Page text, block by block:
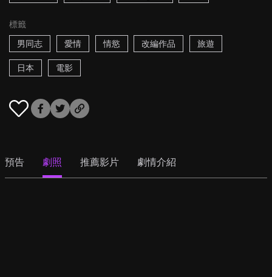
標籤
男同志
愛情 情慾 改編作品 旅遊
日本 電影
預告 劇照 推薦影片 劇情介紹